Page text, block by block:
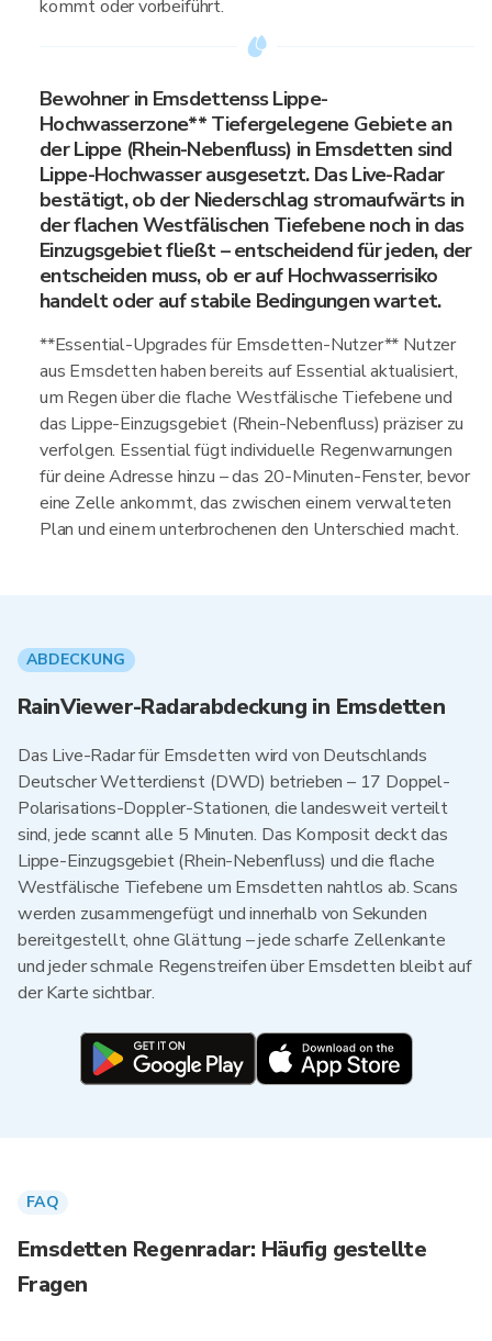
kommt oder vorbeiführt.
Bewohner in Emsdettenss Lippe-
Hochwasserzone** Tiefergelegene Gebiete an
der Lippe (Rhein-Nebenfluss) in Emsdetten sind
Lippe-Hochwasser ausgesetzt. Das Live-Radar
bestätigt, ob der Niederschlag stromaufwärts in
der flachen Westfälischen Tiefebene noch in das
Einzugsgebiet fließt – entscheidend für jeden, der
entscheiden muss, ob er auf Hochwasserrisiko
handelt oder auf stabile Bedingungen wartet.
**Essential-Upgrades für Emsdetten-Nutzer** Nutzer
aus Emsdetten haben bereits auf Essential aktualisiert,
um Regen über die flache Westfälische Tiefebene und
das Lippe-Einzugsgebiet (Rhein-Nebenfluss) präziser zu
verfolgen. Essential fügt individuelle Regenwarnungen
für deine Adresse hinzu – das 20-Minuten-Fenster, bevor
eine Zelle ankommt, das zwischen einem verwalteten
Plan und einem unterbrochenen den Unterschied macht.
ABDECKUNG
RainViewer-Radarabdeckung in Emsdetten
Das Live-Radar für Emsdetten wird von Deutschlands
Deutscher Wetterdienst (DWD) betrieben – 17 Doppel-
Polarisations-Doppler-Stationen, die landesweit verteilt
sind, jede scannt alle 5 Minuten. Das Komposit deckt das
Lippe-Einzugsgebiet (Rhein-Nebenfluss) und die flache
Westfälische Tiefebene um Emsdetten nahtlos ab. Scans
werden zusammengefügt und innerhalb von Sekunden
bereitgestellt, ohne Glättung – jede scharfe Zellenkante
und jeder schmale Regenstreifen über Emsdetten bleibt auf
der Karte sichtbar.
FAQ
Emsdetten Regenradar: Häufig gestellte
Fragen